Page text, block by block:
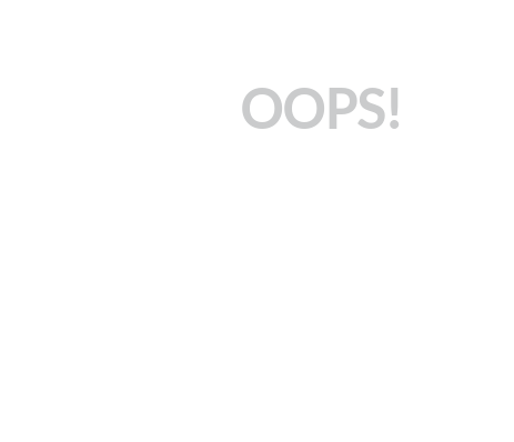
OOPS!